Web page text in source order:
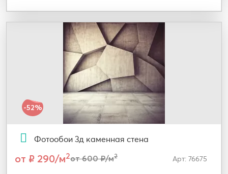
-52%
Фотообои 3д каменная стена
от ₽ 290/м2от 600 ₽/м2 Арт: 76675